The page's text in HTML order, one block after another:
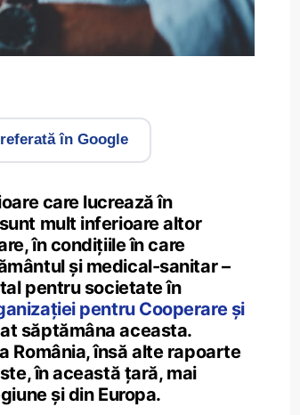
în Google
care lucrează în
mult inferioare altor
în condițiile în care
și medical-sanitar –
pentru societate în
pentru Cooperare și
săptămâna aceasta.
România, însă alte rapoarte
în această țară, mai
și din Europa.